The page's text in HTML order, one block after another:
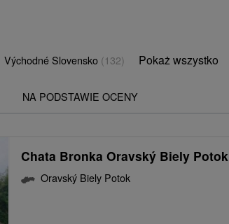
Východné Slovensko (132) Pokaż wszystko
NA PODSTAWIE OCENY
Chata Bronka Oravský Biely Potok
Oravský Biely Potok